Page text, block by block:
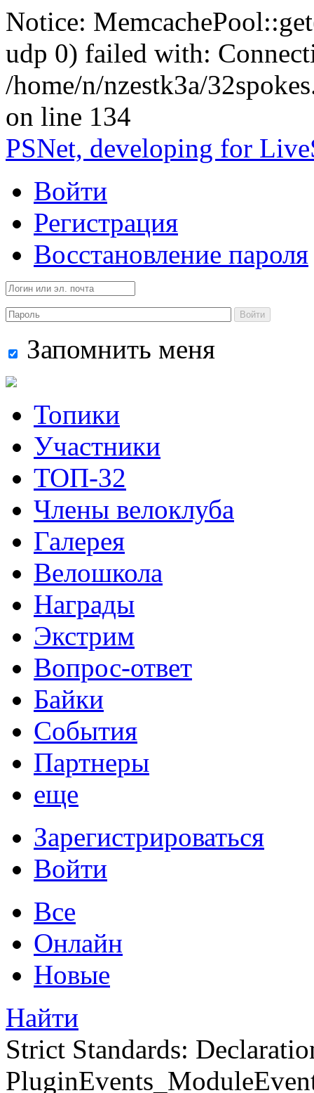
Notice:
udp 0) failed with:
/home/n/nzestk3a/
on line 134
PSNet, developing for
Войти
Регистрация
Восстановление пароля
Войти
Запомнить меня
Топики
Участники
ТОП-32
Члены велоклуба
Галерея
Велошкола
Награды
Экстрим
Вопрос-ответ
Байки
События
Партнеры
еще
Зарегистрироваться
Войти
Все
Онлайн
Новые
Найти
Strict Standards: